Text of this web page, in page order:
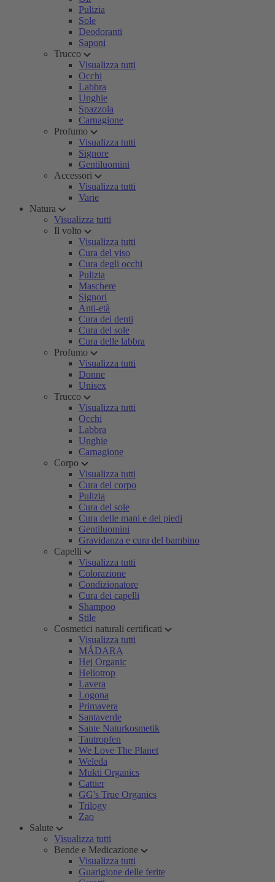
Pulizia
Sole
Deodoranti
Saponi
Trucco
Visualizza tutti
Occhi
Labbra
Unghie
Spazzola
Carnagione
Profumo
Visualizza tutti
Signore
Gentiluomini
Accessori
Visualizza tutti
Varie
Natura
Visualizza tutti
Il volto
Visualizza tutti
Cura del viso
Cura degli occhi
Pulizia
Maschere
Signori
Anti-età
Cura dei denti
Cura del sole
Cura delle labbra
Profumo
Visualizza tutti
Donne
Unisex
Trucco
Visualizza tutti
Occhi
Labbra
Unghie
Carnagione
Corpo
Visualizza tutti
Cura del corpo
Pulizia
Cura del sole
Cura delle mani e dei piedi
Gentiluomini
Gravidanza e cura del bambino
Capelli
Visualizza tutti
Colorazione
Condizionatore
Cura dei capelli
Shampoo
Stile
Cosmetici naturali certificati
Visualizza tutti
MÁDARA
Hej Organic
Heliotrop
Lavera
Logona
Primavera
Santaverde
Sante Naturkosmetik
Tautropfen
We Love The Planet
Weleda
Mukti Organics
Cattier
GG's True Organics
Trilogy
Zao
Salute
Visualizza tutti
Bende e Medicazione
Visualizza tutti
Guarigione delle ferite